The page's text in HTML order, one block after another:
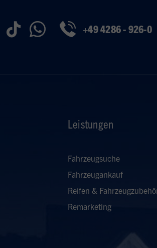
+49 4286 - 926-0
Leistungen
Fahrzeugsuche
Fahrzeugankauf
Reifen &
Remarketing